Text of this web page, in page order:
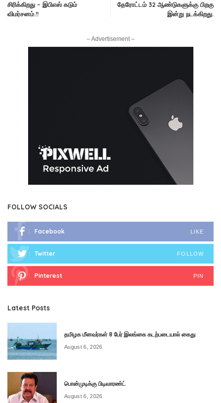
சிரிக்கிறது – இபிஎஸ் கடும்
விமர்சனம்.!!
தேரோட்டம் 32 ஆண்டுகளுக்கு பிறகு
இன்று நடக்கிறது.
– Advertisement –
FOLLOW SOCIALS
Facebook LIKE
Twitter FOLLOW
Pinterest PIN
Latest Posts
தமிழக மீனவர்கள் 8 பேர் இலங்கை கடற்படையால் கைது
August 6, 2026
பொன்முடிக்கு பிடிவாரண்ட்
August 6, 2026